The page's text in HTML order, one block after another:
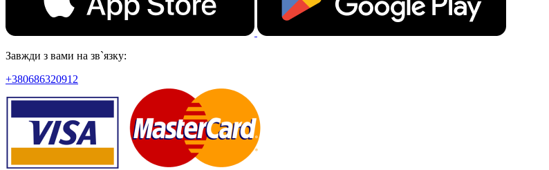
Завжди з вами на зв`язку:
+380686320912